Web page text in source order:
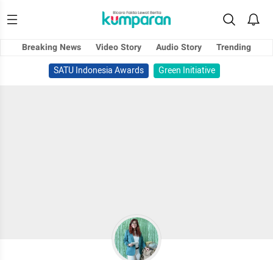
Breaking News Video Story Audio Story
Trending
SATU Indonesia Awards
Green Initiative